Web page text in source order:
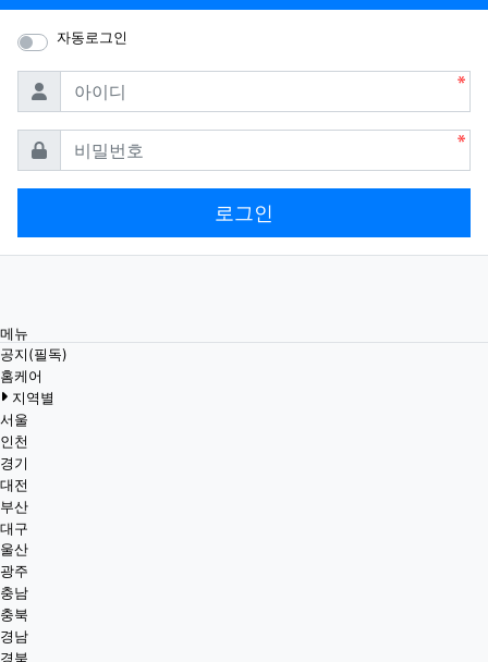
자동로그인
아이디
비밀번호
로그인
메뉴
공지(필독)
홈케어
지역별
서울
인천
경기
대전
부산
대구
울산
광주
충남
충북
경남
경북